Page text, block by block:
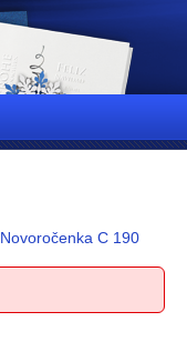
Novoročenka C 190